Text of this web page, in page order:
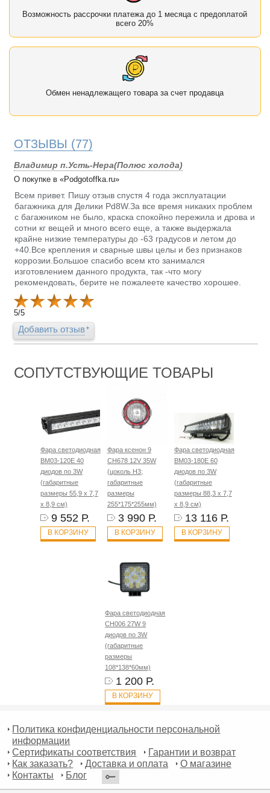
Возможность рассрочки платежа до 1 месяца с предоплатой
всего 20%
Обмен ненадлежащего товара за счет продавца
ОТЗЫВЫ (77)
Владимир п.Усть-Нера(Полюс холода)
О покупке в «Podgotoffka.ru»
Всем привет. Пишу отзыв спустя 4 года эксплуатации
багажника для Делики Pd8W.За все время никаких проблем
с багажником не было, краска спокойно пережила и дрова и
сотни кг вещей и много всего еще, а также выдержала
крайне низкие температуры до -63 градусов и летом до
+40.Все крепления и сварные швы целы и без признаков
коррозии.Большое спасибо всем кто занимался
изготовлением данного продукта, так -что могу
рекомендовать, берите не пожалеете качество хорошее.
5/5
Добавить отзыв
СОПУТСТВУЮЩИЕ ТОВАРЫ
Фара светодиодная
BM03-120E 40
диодов по 3W
(габаритные
размеры 55,9 х 7,7
х 8,9 см)
9 552 Р.
В КОРЗИНУ
Фара ксенон 9
CH678 12V 35W
(цоколь H3;
габаритные
размеры
255*175*255мм)
3 990 Р.
В КОРЗИНУ
Фара светодиодная
BM03-180E 60
диодов по 3W
(габаритные
размеры 88,3 х 7,7
х 8,9 см)
13 116 Р.
В КОРЗИНУ
Фара светодиодная
CH006 27W 9
диодов по 3W
(габаритные
размеры
108*138*60мм)
1 200 Р.
В КОРЗИНУ
Политика конфиденциальности персональной
информации
Сертификаты соответствия
Гарантии и возврат
Как заказать?
Доставка и оплата
О магазине
Контакты
Блог